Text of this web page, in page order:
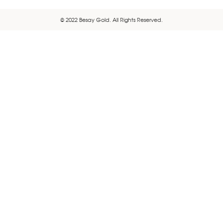
© 2022 Besay Gold. All Rights Reserved.